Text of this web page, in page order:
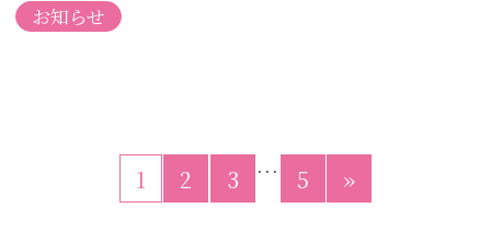
お知らせ
1 2 3 … 5 »